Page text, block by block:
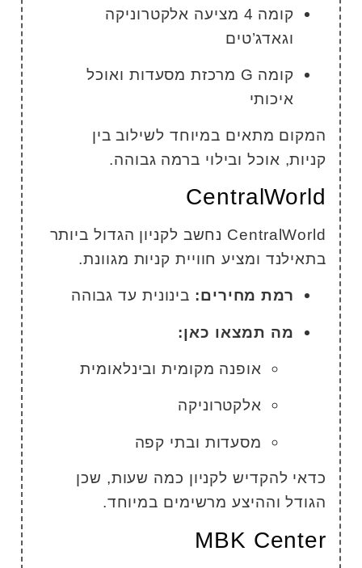
קומה 4 מציעה אלקטרוניקה
וגאדג’טים
קומה G מרכזת מסעדות ואוכל
איכותי
מתאים במיוחד לשילוב בין
אוכל ובילוי ברמה גבוהה.
CentralWorld נחשב לקניון הגדול ביותר
ומציע חוויית קניות מגוונת.
רמת מחירים:בינונית עד גבוהה
מה תמצאו כאן:
אופנה מקומית ובינלאומית
אלקטרוניקה
מסעדות ובתי קפה
להקדיש לקניון כמה שעות, שכן
וההיצע מרשימים במיוחד.
MBK